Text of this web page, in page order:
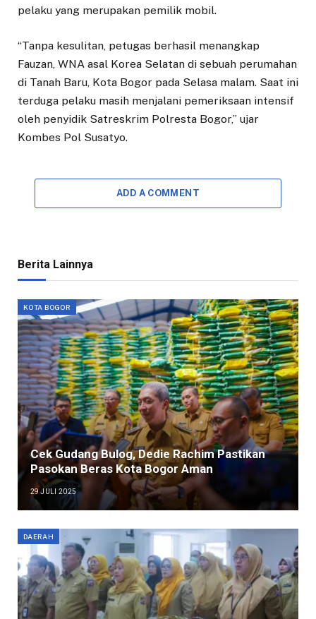
pelaku yang merupakan pemilik mobil.
“Tanpa kesulitan, petugas berhasil menangkap
Fauzan, WNA asal Korea Selatan di sebuah perumahan
di Tanah Baru, Kota Bogor pada Selasa malam. Saat ini
terduga pelaku masih menjalani pemeriksaan intensif
oleh penyidik Satreskrim Polresta Bogor,” ujar
Kombes Pol Susatyo.
ADD A COMMENT
Berita Lainnya
KOTA BOGOR
Cek Gudang Bulog, Dedie Rachim Pastikan
Pasokan Beras Kota Bogor Aman
29 JULI 2025
DAERAH